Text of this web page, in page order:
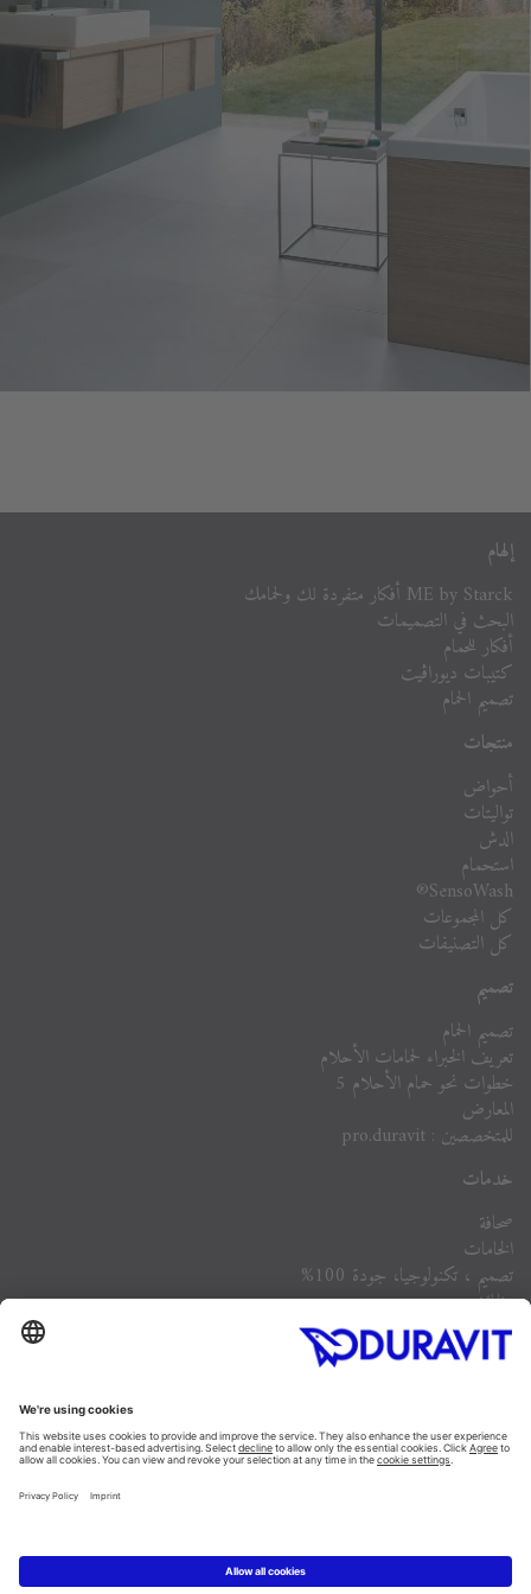
إلهام
ME by Starck أفكار متفردة لك ولحمامك
البحث في التصميمات
أفكار للحمام
كتيبات ديوراڨيت
تصميم الحمام
منتجات
أحواض
تواليتات
الدش
استحمام
SensoWash®
كل المجموعات
كل التصنيفات
تصميم
تصميم الحمام
تعريف الخبراء لحمامات الأحلام
خطوات نحو حمام الأحلام 5
المعارض
للمتخصصين : pro.duravit
خدمات
صحافة
الخامات
تصميم ، تكنولوجيا، جودة 100%
وظائف
الشركة
أسئلة مكررة
Facebook
Instagram